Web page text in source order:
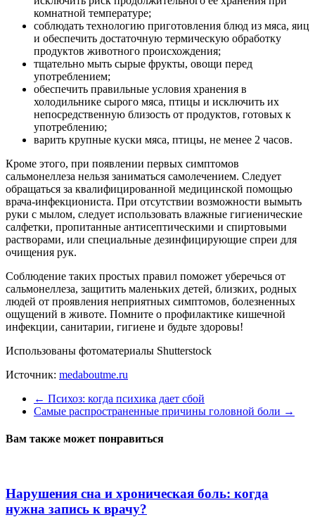
комнатной температуре;
соблюдать технологию приготовления блюд из мяса, яиц
и обеспечить достаточную термическую обработку
продуктов животного происхождения;
тщательно мыть сырые фрукты, овощи перед
употреблением;
обеспечить правильные условия хранения в
холодильнике сырого мяса, птицы и исключить их
непосредственную близость от продуктов, готовых к
употреблению;
варить крупные куски мяса, птицы, не менее 2 часов.
Кроме этого, при появлении первых симптомов
сальмонеллеза нельзя заниматься самолечением. Следует
обращаться за квалифицированной медицинской помощью
врача-инфекциониста. При отсутствии возможности вымыть
руки с мылом, следует использовать влажные гигиенические
салфетки, пропитанные антисептическими и спиртовыми
растворами, или специальные дезинфицирующие спреи для
очищения рук.
Соблюдение таких простых правил поможет уберечься от
сальмонеллеза, защитить маленьких детей, близких, родных
людей от проявления неприятных симптомов, болезненных
ощущений в животе. Помните о профилактике кишечной
инфекции, санитарии, гигиене и будьте здоровы!
Использованы фотоматериалы Shutterstock
Источник: medaboutme.ru
← Психоз: когда психика дает сбой
Самые распространенные причины головной боли →
Вам также может понравиться
Нарушения сна и хроническая боль: когда
нужна запись к врачу?